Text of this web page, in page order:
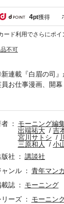
4pt獲得
ード利用でさらにポイ
不可
連載『白眉の司』
員お仕事漫画、開
した先に、七瀬五
者
モーニング編
出端祐大
吉
宮川サトシ
川
三原和人
小
版社
講談社
ャンル
青年マン
載誌
モーニング
リーズ
モーニン